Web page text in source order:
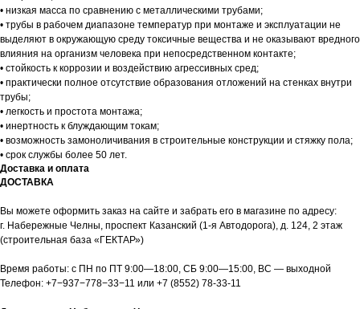
• низкая масса по сравнению с металлическими трубами;
• трубы в рабочем диапазоне температур при монтаже и эксплуатации не
выделяют в окружающую среду токсичные вещества и не оказывают вредного
влияния на организм человека при непосредственном контакте;
• стойкость к коррозии и воздействию агрессивных сред;
• практически полное отсутствие образования отложений на стенках внутри
трубы;
• легкость и простота монтажа;
• инертность к блуждающим токам;
• возможность замоноличивания в строительные конструкции и стяжку пола;
• срок службы более 50 лет.
Доставка и оплата
ДОСТАВКА
Вы можете оформить заказ на сайте и забрать его в магазине по адресу:
г. Набережные Челны, проспект Казанский (1-я Автодорога), д. 124, 2 этаж
(строительная база «ГЕКТАР»)
Время работы: с ПН по ПТ 9:00—18:00, СБ 9:00—15:00, ВС — выходной
Телефон: +7−937−778−33−11 или +7 (8552) 78-33-11